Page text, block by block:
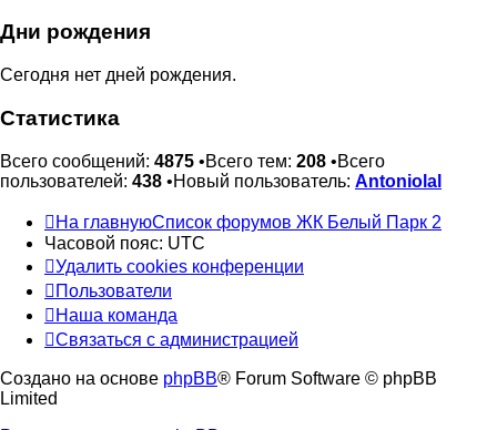
Дни рождения
Сегодня нет дней рождения.
Статистика
Всего сообщений: 4875 •Всего тем: 208 •Всего
пользователей: 438 •Новый пользователь: Antoniolal
На главнуюСписок форумов ЖК Белый Парк 2
Часовой пояс: UTC
Удалить cookies конференции
Пользователи
Наша команда
Связаться с администрацией
Создано на основе phpBB® Forum Software © phpBB
Limited